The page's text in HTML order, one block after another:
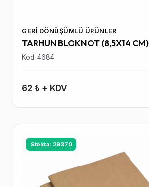
GERI DÖNÜŞÜMLÜ ÜRÜNLER
TARHUN BLOKNOT (8,5X14 CM)
Kod: 4684
62 ₺ + KDV
Stokta: 29370